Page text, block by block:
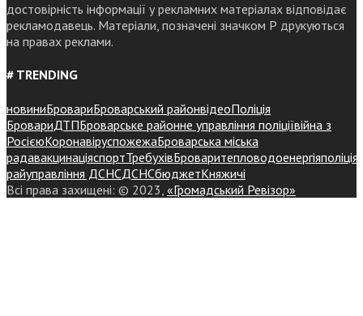
достовірність інформації у рекламних матеріалах відповідає
рекламодавець. Матеріали, позначені значком Р друкуються
на правах реклами.
# TRENDING
новиниБровариБроварський районвідеоПоліція
БровариДТПБроварське районне управління поліціївійна з
РосієюКоронавіруспожежаБроварська міська
радавакцинаціяспортТребухівБроваритепловодоенергіяполіція
райуправління ДСНСДСНСбюджетКняжичі
Всі права захищені: © 2023, «Громадський Ревізор»